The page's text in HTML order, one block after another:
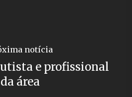
notícia
e profissional
da área